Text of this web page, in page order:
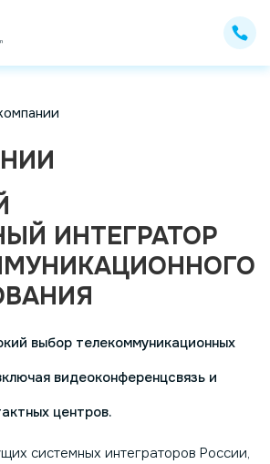
ИНТЕГРАТОР
выбор телекоммуникационных
видеоконференцсвязь и
центров.
системных интеграторов России,